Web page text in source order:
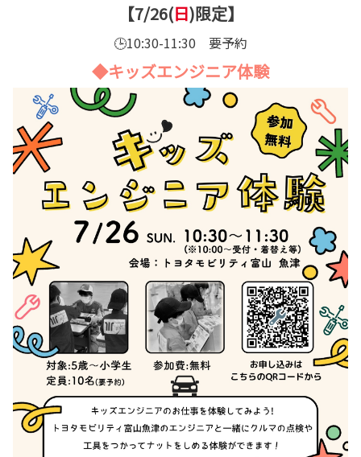
【7/26(日)限定】
🕒10:30-11:30 要予約
◆キッズエンジニア体験